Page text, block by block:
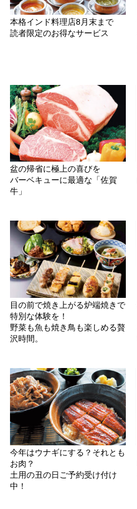
本格インド料理店8月末まで
読者限定のお得なサービス
盆の帰省に極上の喜びを
バーベキューに最適な「佐賀
牛」
目の前で焼き上がる炉端焼きで
特別な体験を！
野菜も魚も焼き鳥も楽しめる贅
沢時間。
今年はウナギにする？それとも
お肉？
土用の丑の日ご予約受け付け
中！